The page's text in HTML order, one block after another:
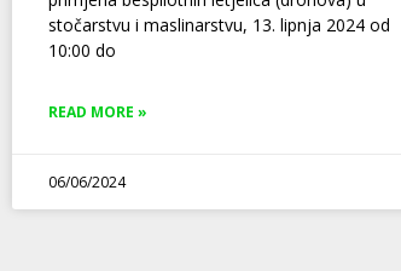
stočarstvu i maslinarstvu, 13. lipnja 2024 od
10:00 do
READ MORE »
06/06/2024